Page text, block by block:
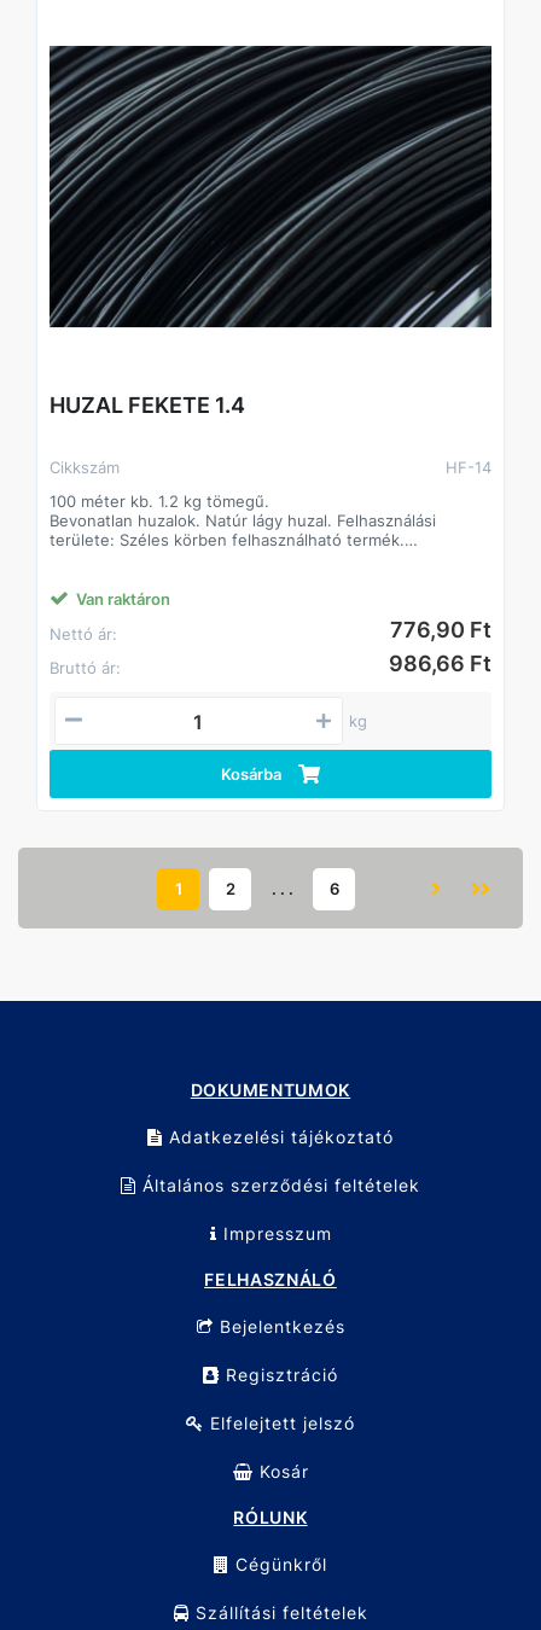
HUZAL FEKETE 1.4
Cikkszám
HF-14
100 méter kb. 1.2 kg tömegű.
Bevonatlan huzalok. Natúr lágy huzal. Felhasználási
területe: Széles körben felhasználható termék.
Van raktáron
Nettó ár:
776,90 Ft
Bruttó ár: 986,66 Ft
kg
Kosárba
1 2 . . . 6
DOKUMENTUMOK
Adatkezelési tájékoztató
Általános szerződési feltételek
Impresszum
FELHASZNÁLÓ
Bejelentkezés
Regisztráció
Elfelejtett jelszó
Kosár
RÓLUNK
Cégünkről
Szállítási feltételek